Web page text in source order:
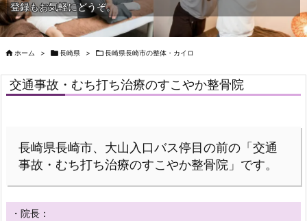
登録もお気軽にどうぞ。
 ホーム > 長崎県 > 長崎県長崎市の整体・カイロ
交通事故・むち打ち治療のすこやか整骨院
長崎県長崎市、大山入口バス停目の前の「交通
事故・むち打ち治療のすこやか整骨院」です。
・院長：